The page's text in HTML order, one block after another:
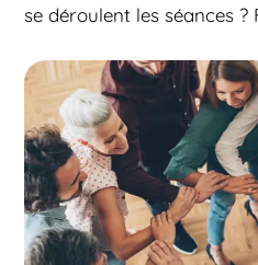
se déroulent les séances ?